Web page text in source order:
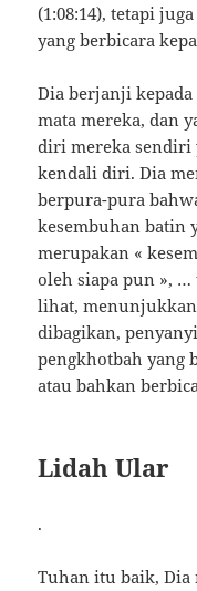
(1:08:14), tetapi
yang berbicara
Dia berjanji
mata mereka, dan
diri mereka sendiri
kendali diri. Dia
berpura-pura
kesembuhan batin
merupakan «
oleh siapa pun », …
lihat,
dibagikan,
pengkhotbah yang
atau bahkan
Lidah Ular
.
Tuhan itu baik,